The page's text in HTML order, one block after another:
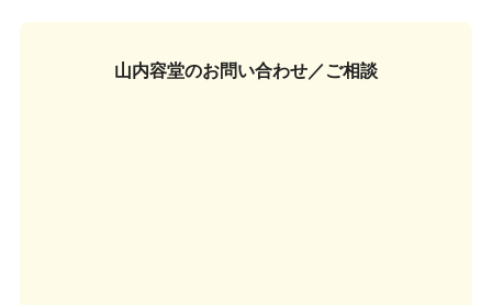
山内容堂のお問い合わせ／ご相談